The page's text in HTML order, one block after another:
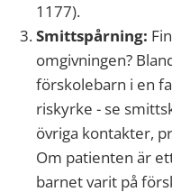
1177).
Smittspårning:
omgivningen?
förskolebarn i en
riskyrke - se
övriga kontakter,
Om patienten är
barnet varit på